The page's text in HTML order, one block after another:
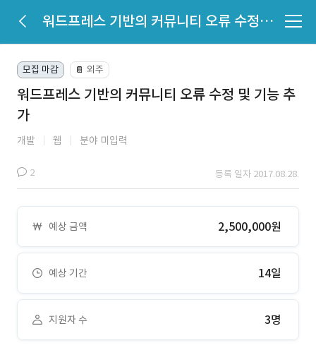
워드프레스 기반의 커뮤니티 오류 수정 및 기능 추가
모집 마감 📔 외주
워드프레스 기반의 커뮤니티 오류 수정 및 기능 추
가
개발 웹 분야 미입력
2 등록 일자 2017.08.28.
예상 금액 2,500,000원
예상 기간 14일
지원자 수 3명